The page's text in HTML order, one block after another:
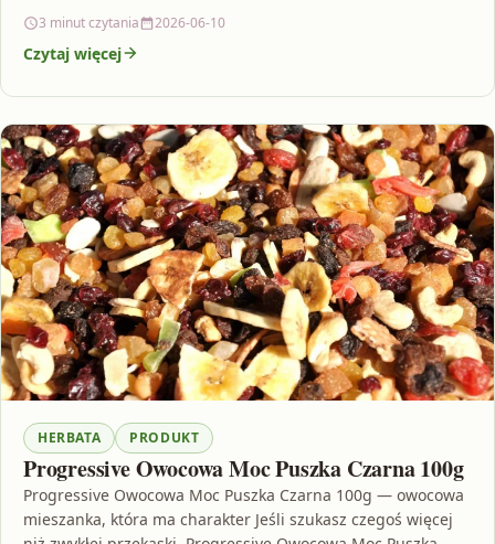
3 minut czytania 2026-06-10
Czytaj więcej
HERBATA PRODUKT
Progressive Owocowa Moc Puszka Czarna 100g
Progressive Owocowa Moc Puszka Czarna 100g — owocowa
mieszanka, która ma charakter Jeśli szukasz czegoś więcej